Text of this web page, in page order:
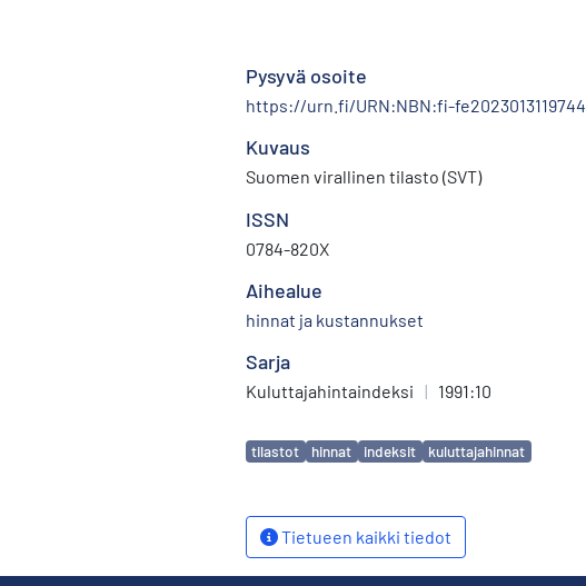
Pysyvä osoite
https://urn.fi/URN:NBN:fi-fe2023013119744
Kuvaus
Suomen virallinen tilasto (SVT)
ISSN
0784-820X
Aihealue
hinnat ja kustannukset
Sarja
Kuluttajahintaindeksi | 1991:10
Avainsanat
tilastot hinnat indeksit kuluttajahinnat
Tietueen kaikki tiedot